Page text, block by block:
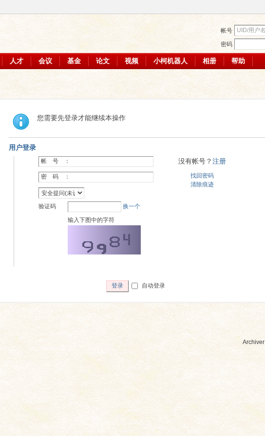
帐号
密码
人才 会议 基金 论文 视频 小柯机器人 相册 帮助
您需要先登录才能继续本操作
用户登录
帐 号 ：
密 码 ：
验证码
换一个
输入下图中的字符
没有帐号？注册
找回密码
清除痕迹
登录 自动登录
Archiver